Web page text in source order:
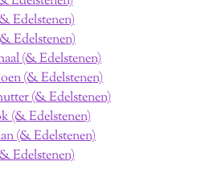
Edelstenen)
Edelstenen)
(& Edelstenen)
(& Edelstenen)
(& Edelstenen)
(& Edelstenen)
(& Edelstenen)
Edelstenen)